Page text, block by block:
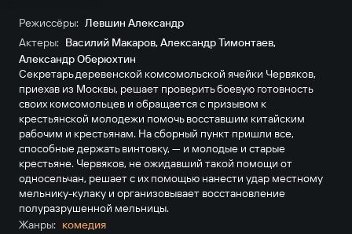
Режиссёры: Левшин Александр
Актеры: Василий Макаров,Александр Тимонтаев,
Александр Оберюхтин
Секретарь деревенской комсомольской ячейки Червяков,
приехав из Москвы, решает проверить боевую готовность
своих комсомольцев и обращается с призывом к
крестьянской молодежи помочь восставшим китайским
рабочим и крестьянам. На сборный пункт пришли все,
способные держать винтовку, — и молодые и старые
крестьяне. Червяков, не ожидавший такой помощи от
односельчан, решает с их помощью нанести удар местному
мельнику-кулаку и организовывает восстановление
полуразрушенной мельницы.
Жанры: комедия